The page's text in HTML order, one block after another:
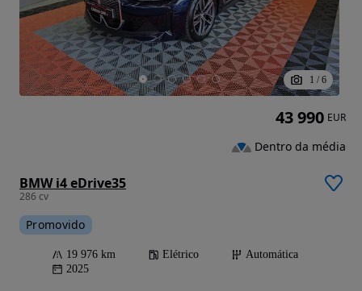
1 / 6
BMW i4 eDrive35
286 cv
Promovido
19 976 km Elétrico
Automática
2025
43 990 EUR
Dentro da média